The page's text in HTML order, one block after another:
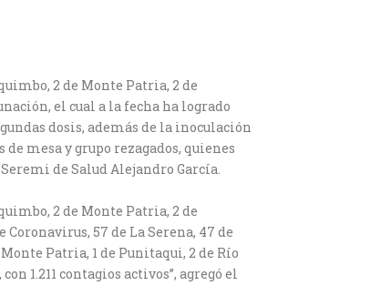
2 de Monte Patria, 2 de
el cual a la fecha ha logrado
dosis, además de la inoculación
mesa y grupo rezagados, quienes
de Salud Alejandro García.
2 de Monte Patria, 2 de
57 de La Serena, 47 de
Patria, 1 de Punitaqui, 2 de Río
1.211 contagios activos”, agregó el